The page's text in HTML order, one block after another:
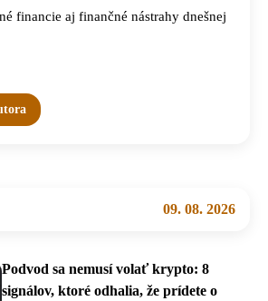
financie aj finančné nástrahy dnešnej
09. 08. 2026
Podvod sa nemusí volať krypto: 8
signálov, ktoré odhalia, že prídete o